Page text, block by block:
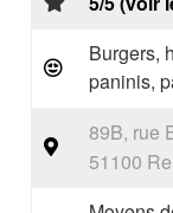
Burgers,
paninis,
89B, rue
51100